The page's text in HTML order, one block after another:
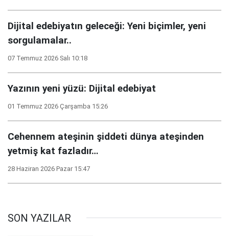
Dijital edebiyatın geleceği: Yeni biçimler, yeni
sorgulamalar..
07 Temmuz 2026 Salı 10:18
Yazının yeni yüzü: Dijital edebiyat
01 Temmuz 2026 Çarşamba 15:26
Cehennem ateşinin şiddeti dünya ateşinden
yetmiş kat fazladır…
28 Haziran 2026 Pazar 15:47
SON YAZILAR